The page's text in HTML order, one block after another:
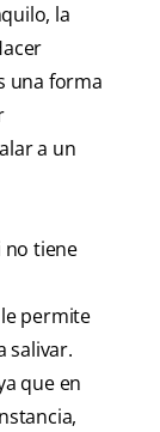
la
una forma
a un
no tiene
permite
salivar.
que en